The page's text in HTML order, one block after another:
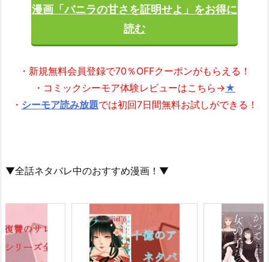
漫画「バニラの甘さを証明せよ」をお得に
読む
・新規無料会員登録で70％OFFクーポンがもらえる！
・コミックシーモア体験レビューはこちら→★
・ シーモア読み放題では初回7日間無料お試しができる！
▼全話ネタバレ中のおすすめ漫画！▼